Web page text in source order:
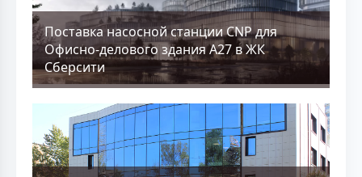
Поставка насосной станции CNP для
Офисно-делового здания А27 в ЖК
Сберсити